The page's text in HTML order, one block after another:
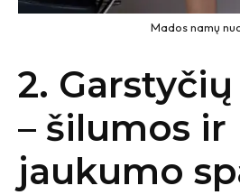
Mados namų
2.
– šilumos ir
jaukumo